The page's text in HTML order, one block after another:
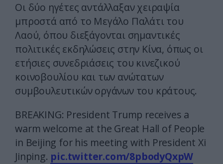
Οι δύο ηγέτες αντάλλαξαν χειραψία
μπροστά από το Μεγάλο Παλάτι του
Λαού, όπου διεξάγονται σημαντικές
πολιτικές εκδηλώσεις στην Κίνα, όπως οι
ετήσιες συνεδριάσεις του κινεζικού
κοινοβουλίου και των ανώτατων
συμβουλευτικών οργάνων του κράτους.
BREAKING: President Trump receives a
warm welcome at the Great Hall of People
in Beijing for his meeting with President Xi
Jinping. pic.twitter.com/8pbodyQxpW